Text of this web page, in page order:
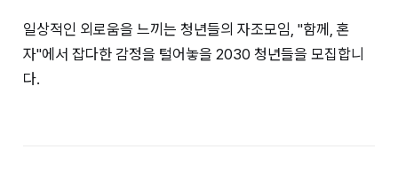
일상적인 외로움을 느끼는 청년들의 자조모임, "함께, 혼
자"에서 잡다한 감정을 털어놓을​ 2030 청년들을 모집합니
다.